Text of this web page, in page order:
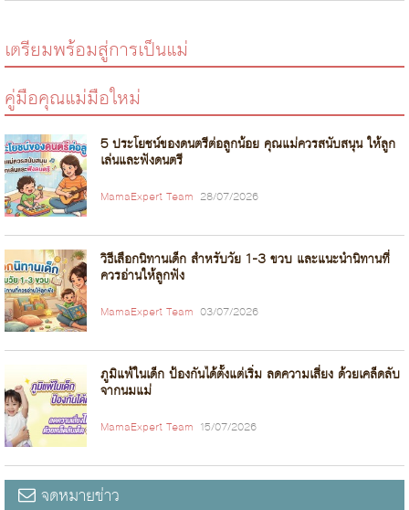
เตรียมพร้อมสู่การเป็นแม่
คู่มือคุณแม่มือใหม่
5 ประโยชน์ของดนตรีต่อลูกน้อย คุณแม่ควรสนับสนุน ให้ลูก
เล่นและฟังดนตรี
MamaExpert Team 28/07/2026
วิธีเลือกนิทานเด็ก สำหรับวัย 1-3 ขวบ และแนะนำนิทานที่
ควรอ่านให้ลูกฟัง
MamaExpert Team 03/07/2026
ภูมิแพ้ในเด็ก ป้องกันได้ตั้งแต่เริ่ม ลดความเสี่ยง ด้วยเคล็ดลับ
จากนมแม่
MamaExpert Team 15/07/2026
จดหมายข่าว